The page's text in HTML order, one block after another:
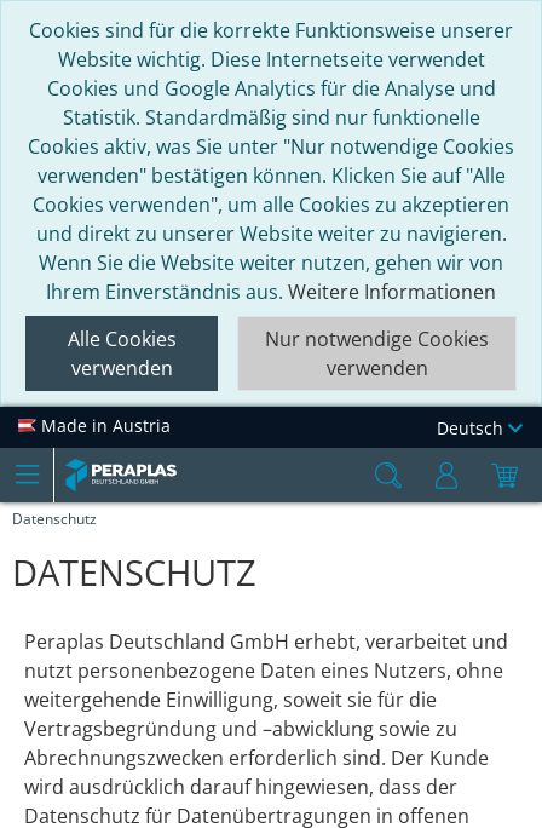
Cookies sind für die korrekte Funktionsweise unserer
Website wichtig. Diese Internetseite verwendet
Cookies und Google Analytics für die Analyse und
Statistik. Standardmäßig sind nur funktionelle
Cookies aktiv, was Sie unter "Nur notwendige Cookies
verwenden" bestätigen können. Klicken Sie auf "Alle
Cookies verwenden", um alle Cookies zu akzeptieren
und direkt zu unserer Website weiter zu navigieren.
Wenn Sie die Website weiter nutzen, gehen wir von
Ihrem Einverständnis aus. Weitere Informationen
Alle Cookies
verwenden
Nur notwendige Cookies
verwenden
Made in Austria Deutsch
Datenschutz
DATENSCHUTZ
Peraplas Deutschland GmbH erhebt, verarbeitet und
nutzt personenbezogene Daten eines Nutzers, ohne
weitergehende Einwilligung, soweit sie für die
Vertragsbegründung und –abwicklung sowie zu
Abrechnungszwecken erforderlich sind. Der Kunde
wird ausdrücklich darauf hingewiesen, dass der
Datenschutz für Datenübertragungen in offenen